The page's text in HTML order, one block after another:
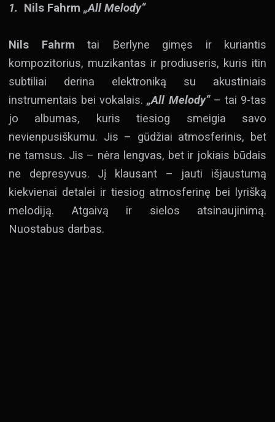
1. Nils Fahrm „All Melody“
Nils Fahrm tai Berlyne gimęs ir kuriantis
kompozitorius, muzikantas ir prodiuseris, kuris itin
subtiliai derina elektroniką su akustiniais
instrumentais bei vokalais.„All Melody“– tai 9-tas
jo albumas, kuris tiesiog smeigia savo
nevienpusiškumu. Jis – gūdžiai atmosferinis, bet
ne tamsus. Jis – nėra lengvas, bet ir jokiais būdais
ne depresyvus. Jį klausant – jauti išjaustumą
kiekvienai detalei ir tiesiog atmosferinę bei lyrišką
melodiją. Atgaivą ir sielos atsinaujinimą.
Nuostabus darbas.